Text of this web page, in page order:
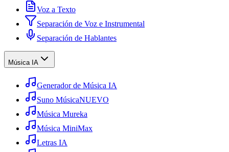
Voz a Texto
Separación de Voz e Instrumental
Separación de Hablantes
Música IA
Generador de Música IA
Suno MúsicaNUEVO
Música Mureka
Música MiniMax
Letras IA